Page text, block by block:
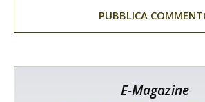
E-Magazine